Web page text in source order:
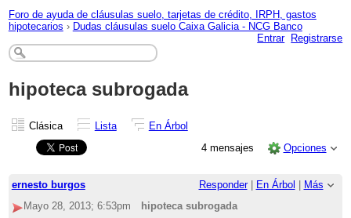
Foro de ayuda de cláusulas suelo, tarjetas de crédito, IRPH, gastos
hipotecarios › Dudas cláusulas suelo Caixa Galicia - NCG Banco
Entrar
Registrarse
hipoteca subrogada
Clásica Lista
En Árbol
4 mensajes
Opciones
ernesto burgos Responder| En Árbol
Más
Mayo 28, 2013; 6:53pm
hipoteca subrogada